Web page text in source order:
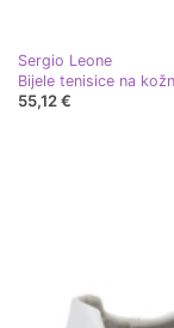
Sergio Leone
Bijele tenisice na
55,12 €